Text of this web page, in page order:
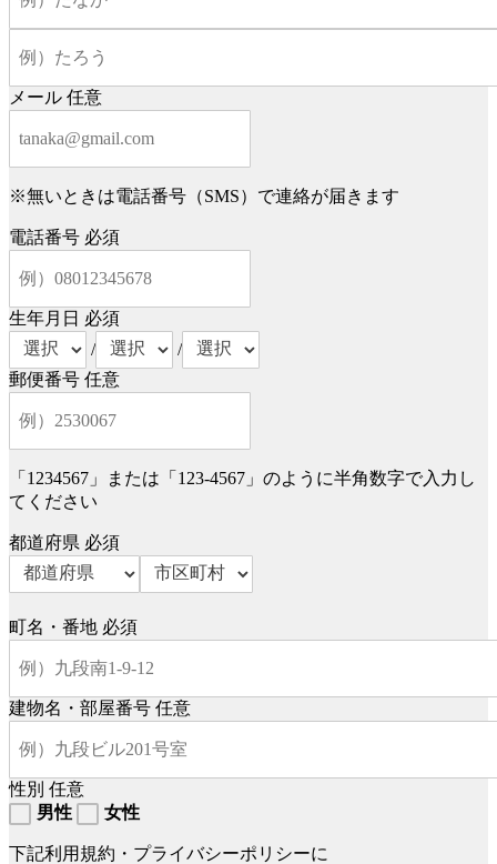
メール 任意
※無いときは電話番号（SMS）で連絡が届きます
電話番号 必須
生年月日 必須
/
/
郵便番号 任意
「1234567」または「123-4567」のように半角数字で入力し
てください
都道府県 必須
町名・番地 必須
建物名・部屋番号 任意
性別 任意
男性
女性
下記利用規約・プライバシーポリシーに